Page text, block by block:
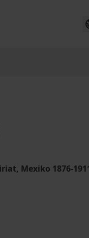
Mexiko 1876-